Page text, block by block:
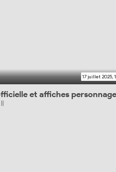
17 juillet 2025,
et affiches